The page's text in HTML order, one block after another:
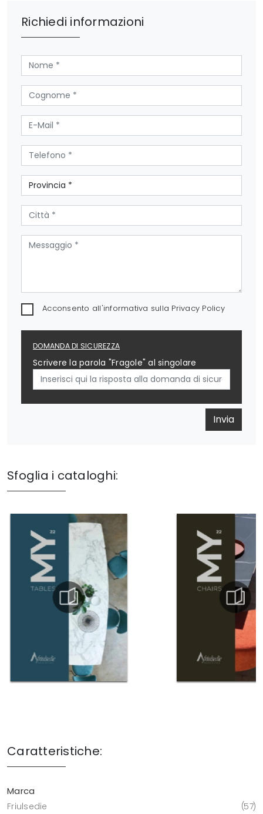
Richiedi informazioni
Acconsento all'informativa sulla Privacy Policy
DOMANDA DI SICUREZZA
Scrivere la parola "Fragole" al singolare
Invia
Sfoglia i cataloghi:
Caratteristiche:
Marca
Friulsedie 57